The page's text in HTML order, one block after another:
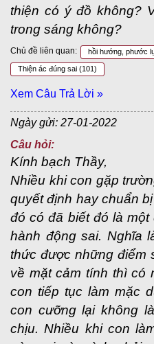
thiện có ý đồ không?
trong sáng không?
Chủ đề liên quan: hồi hướng, phước
Thiện ác đúng sai (101)
Xem Câu Trả Lời »
Ngày gửi: 27-01-2022
Câu hỏi:
Kính bạch Thầy,
Nhiều khi con gặp
quyết định hay chuẩn
đó có đã biết đó là
hành động sai. Nghĩa
thức được những điểm
về mặt cảm tính thì có
con tiếp tục làm mặc
con cưỡng lại không
chịu. Nhiều khi con